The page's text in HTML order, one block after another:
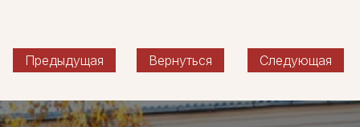
Предыдущая Вернуться Следующая